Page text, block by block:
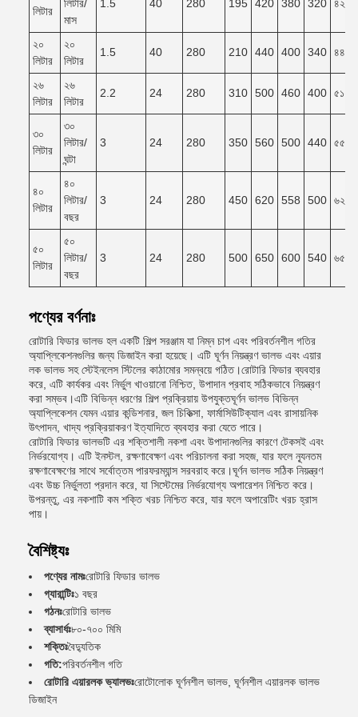
লিটার
লিটার/
মাস
1.5 40 280 195 420 380 320
২০
লিটার
২০
লিটার
1.5 40 280 210 440 400 340
২৬
লিটার
২৬
লিটার
2.2 24 280 310 500 460 400
৩০
লিটার
৩০
লিটার/
ঘন্টা
3 24 280 350 560 500 440
৪০
লিটার
৪০
লিটার/
বছর
3 24 280 450 620 558 500
৫০
লিটার
৫০
লিটার/
বছর
3 24 280 500 650 600 540
পণ্যের বর্ণনাঃ
রোটারি ফিডার ভালভ হল একটি শিল্প সরঞ্জাম যা নিম্ন চাপ এবং পরিবর্তনশীল গতির
অ্যাপ্লিকেশনগুলির জন্য ডিজাইন করা হয়েছে। এটি ঘূর্ণন নিয়ন্ত্রণ ভালভ এবং এয়ার
লক ভালভ সহ স্টেইনলেস স্টিলের কাঠামোর সমন্বয়ে গঠিত।রোটারি ফিডার ব্যবহার
করে, এটি কার্যকর এবং নির্ভুল খাওয়ানো নিশ্চিত, উপাদান প্রবাহ সঠিকভাবে নিয়ন্ত্রণ
করা সম্ভব।এটি বিভিন্ন ধরণের শিল্প প্রক্রিয়ায় উপযুক্তঘূর্ণন ভালভ বিভিন্ন
অ্যাপ্লিকেশন যেমন এয়ার কন্ডিশনার, জল চিকিত্সা, ফার্মাসিউটিক্যাল এবং রাসায়নিক
উৎপাদন, খাদ্য প্রক্রিয়াকরণ ইত্যাদিতে ব্যবহার করা যেতে পারে।
রোটারি ফিডার ভালভটি এর শক্তিশালী নকশা এবং উপাদানগুলির কারণে টেকসই এবং
নির্ভরযোগ্য। এটি ইনস্টল, রক্ষণাবেক্ষণ এবং পরিচালনা করা সহজ, যার ফলে ন্যূনতম
রক্ষণাবেক্ষণের সাথে সর্বোত্তম পারফরম্যান্স সরবরাহ করে।ঘূর্ণন ভালভ সঠিক নিয়ন্ত্রণ
এবং উচ্চ নির্ভুলতা প্রদান করে, যা সিস্টেমের নির্ভরযোগ্য অপারেশন নিশ্চিত করে।
উপরন্তু, এর নকশাটি কম শক্তি খরচ নিশ্চিত করে, যার ফলে অপারেটিং খরচ হ্রাস
পায়।
বৈশিষ্ট্যঃ
পণ্যের নামঃরোটারি ফিডার ভালভ
গ্যারান্টিঃ১ বছর
গঠনঃরোটারি ভালভ
ব্যাসার্ধঃ৮০-৭০০ মিমি
শক্তিঃবৈদ্যুতিক
গতি:পরিবর্তনশীল গতি
রোটারি এয়ারলক ভ্যালভঃরোটোলোক ঘূর্ণনশীল ভালভ, ঘূর্ণনশীল এয়ারলক ভালভ
ডিজাইন